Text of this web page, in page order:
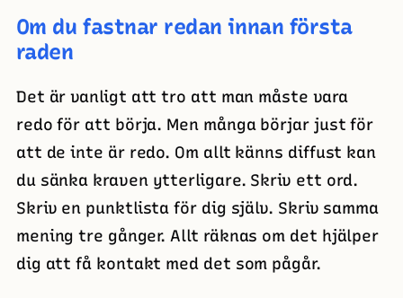
Om du fastnar redan innan första
raden
Det är vanligt att tro att man måste vara
redo för att börja. Men många börjar just för
att de inte är redo. Om allt känns diffust kan
du sänka kraven ytterligare. Skriv ett ord.
Skriv en punktlista för dig själv. Skriv samma
mening tre gånger. Allt räknas om det hjälper
dig att få kontakt med det som pågår.